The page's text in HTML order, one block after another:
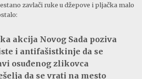
zavlači ruke u džepove i pljačka malo
akcija Novog Sada poziva
i antifašistkinje da se
osuđenog zlikovca
da se vrati na mesto